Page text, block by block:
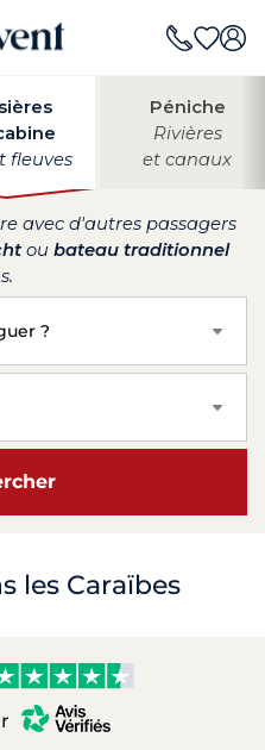
fleuves
Péniche
Rivières
et canaux
avec d'autres passagers
ou bateau traditionnel
?
les Caraïbes